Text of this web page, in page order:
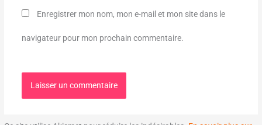
Enregistrer mon nom, mon e-mail et mon site dans le
navigateur pour mon prochain commentaire.